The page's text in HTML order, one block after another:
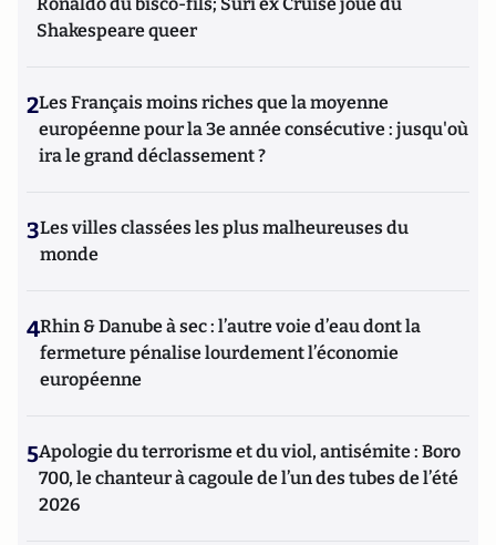
Shakespeare queer
2Les Français moins riches que la moyenne
européenne pour la 3e année consécutive : jusqu'où
ira le grand déclassement ?
3Les villes classées les plus malheureuses du
monde
4Rhin & Danube à sec : l’autre voie d’eau dont la
fermeture pénalise lourdement l’économie
européenne
5Apologie du terrorisme et du viol, antisémite : Boro
700, le chanteur à cagoule de l’un des tubes de l’été
2026